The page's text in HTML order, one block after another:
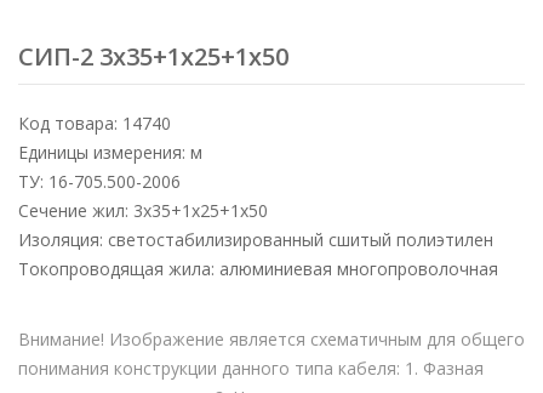
СИП-2 3х35+1х25+1х50
Код товара: 14740
Единицы измерения: м
ТУ: 16-705.500-2006
Сечение жил: 3х35+1х25+1х50
Изоляция: светостабилизированный сшитый полиэтилен
Токопроводящая жила: алюминиевая многопроволочная
Внимание! Изображение является схематичным для общего
понимания конструкции данного типа кабеля: 1. Фазная